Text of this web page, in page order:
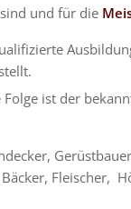
und für die
ist der
Fleischer,